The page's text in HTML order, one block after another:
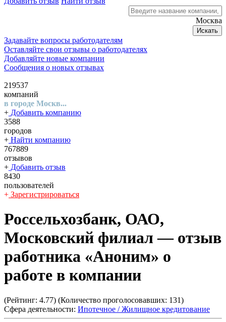
Москва
Искать
Задавайте вопросы работодателям
Оставляйте свои отзывы о работодателях
Добавляйте новые компании
Сообщения о новых отзывах
219537
компаний
в городе Москв...
+ Добавить компанию
3588
городов
+ Найти компанию
767889
отзывов
+ Добавить отзыв
8430
пользователей
+ Зарегистрироваться
Россельхозбанк, ОАО,
Московский филиал— отзыв
работника «Аноним» о
работе в компании
(Рейтинг: 4.77) (Количество проголосовавших: 131)
Сфера деятельности: Ипотечное / Жилищное кредитование